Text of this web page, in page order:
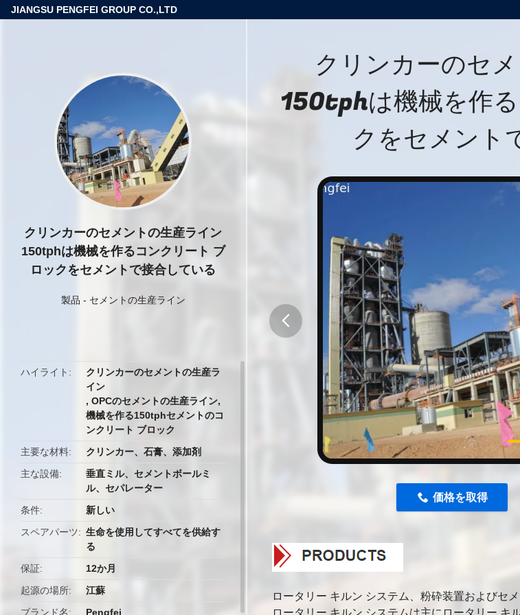
JIANGSU PENGFEI GROUP CO.,LTD
クリンカーのセメントの生産ライン
150tphは機械を作るコンクリート ブ
ロックをセメントで接合している
製品 - セメントの生産ライン
ハイライト
クリンカーのセメントの生産ラ
イン
,OPCのセメントの生産ライン,
機械を作る150tphセメントのコ
ンクリート ブロック
主要な材料
クリンカー、石膏、添加剤
主な設備
垂直ミル、セメントボールミ
ル、セパレーター
条件
新しい
スペアパーツ
生命を使用してすべてを供給す
る
保証
12か月
起源の場所
江蘇
ブランド名
Pengfei
クリンカーのセ
150tphは機械を作
クをセメント
価格を取得
ロータリー キルン システム、粉砕装置およびセメ